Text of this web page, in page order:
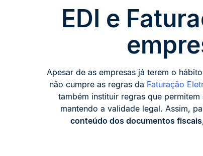
EDI e
Apesar de as empresas já terem o
não cumpre as regras da Faturação
também instituir regras que
mantendo a validade legal. Assim,
conteúdo dos documentos fiscais